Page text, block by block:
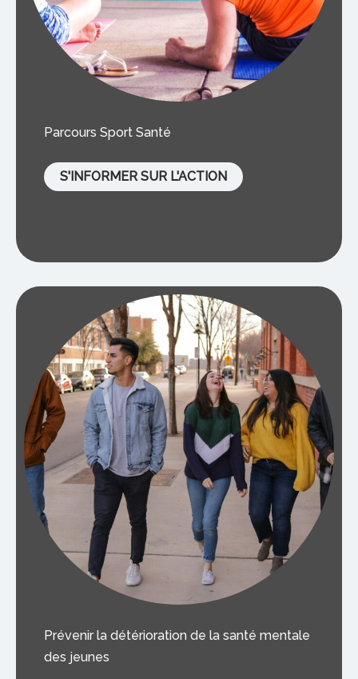
Parcours Sport Santé
S'INFORMER SUR L'ACTION
Prévenir la détérioration de la santé mentale
des jeunes